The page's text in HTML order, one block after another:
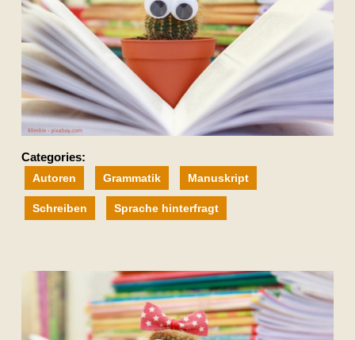
Categories:
Autoren Grammatik Manuskript
Schreiben Sprache hinterfragt